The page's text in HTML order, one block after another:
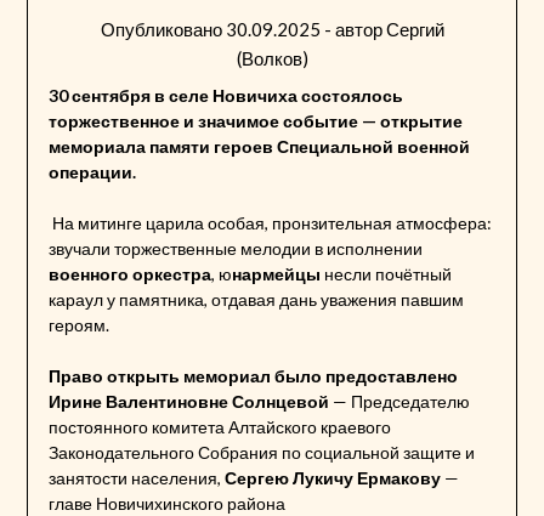
Опубликовано 30.09.2025 - авторСергий
(Волков)
30 сентября в селе Новичиха состоялось
торжественное и значимое событие — открытие
мемориала памяти героев Специальной военной
операции.
На митинге царила особая, пронзительная атмосфера:
звучали торжественные мелодии в исполнении
военного оркестра, юнармейцы несли почётный
караул у памятника, отдавая дань уважения павшим
героям.
Право открыть мемориал было предоставлено
Ирине Валентиновне Солнцевой — Председателю
постоянного комитета Алтайского краевого
Законодательного Собрания по социальной защите и
занятости населения, Сергею Лукичу Ермакову—
главе Новичихинского района